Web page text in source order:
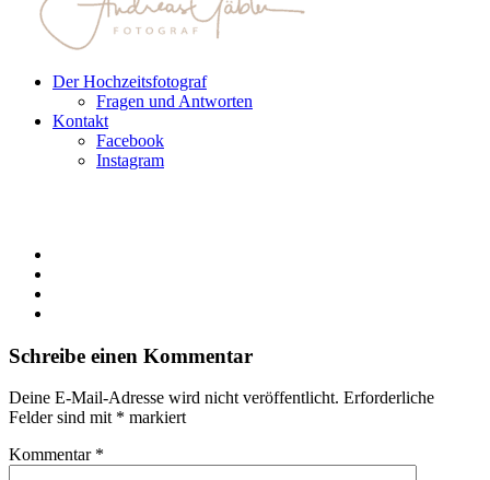
Der Hochzeitsfotograf
Fragen und Antworten
Kontakt
Facebook
Instagram
Schreibe einen Kommentar
Deine E-Mail-Adresse wird nicht veröffentlicht. Erforderliche
Felder sind mit * markiert
Kommentar *